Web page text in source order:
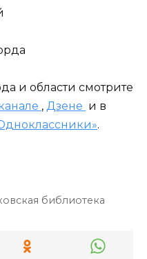
и области смотрите
, Дзене и в
.
библиотека